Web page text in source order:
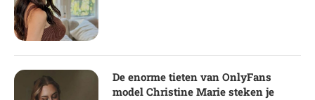
De enorme tieten van OnlyFans
model Christine Marie steken je